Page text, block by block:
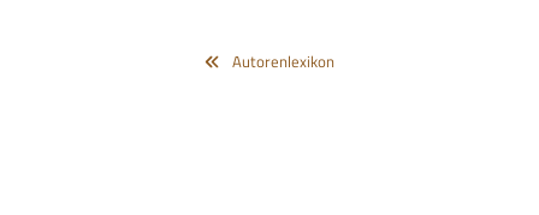
Autorenlexikon